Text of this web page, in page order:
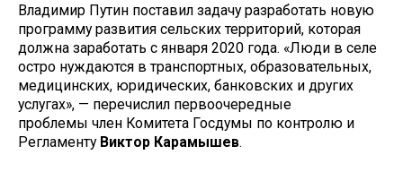
Владимир Путин поставил задачу разработать новую
программу развития сельских территорий, которая
должна заработать с января 2020 года. «Люди в селе
остро нуждаются в транспортных, образовательных,
медицинских, юридических, банковских и других
услугах», — перечислил первоочередные
проблемы член Комитета Госдумы по контролю и
Регламенту Виктор Карамышев.